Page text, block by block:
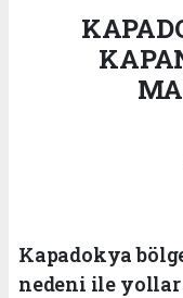
Kapadokya
nedeni ile